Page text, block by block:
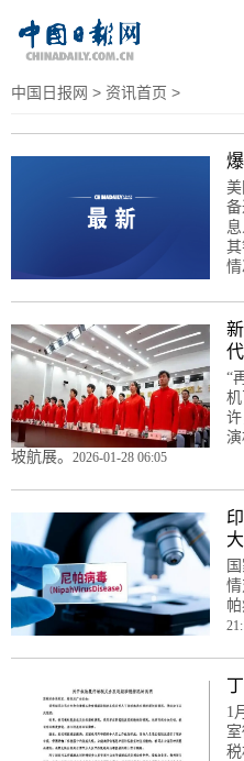
中国日报网 > 资讯首页 >
情
“
坡航展。 2026-01-28 06:05
1